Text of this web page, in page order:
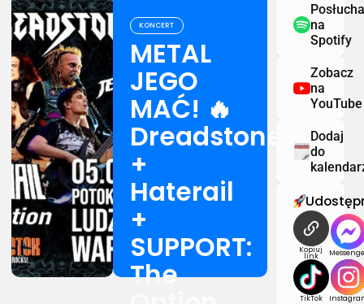
KONCERT
METAL
JEGO
MAĆ! 🔥
Dreadstone
+
Haterail
+
SUPPORT:
The
na
Spotify
Zobacz
na
YouTube
Dodaj
do
Kopiuj
link
TikTok